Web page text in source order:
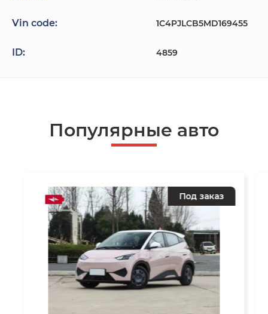
Vin code: 1C4PJLCB5MD169455
ID: 4859
Популярные авто
Под заказ